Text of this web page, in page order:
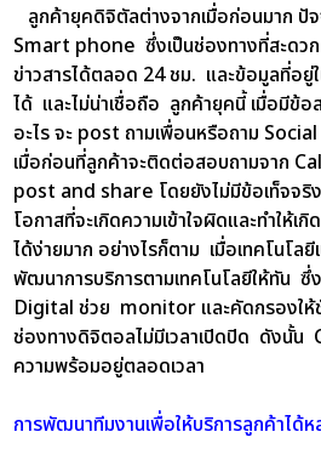
ลูกค้ายุคดิจิตัลต่างจากเมื่อก่อนมาก ปั
Smart phone ซึ่งเป็นช่องทางที่สะดว
ข่าวสารได้ตลอด 24 ชม. และข้อมูลที่อ
ได้ และไม่น่าเชื่อถือ ลูกค้ายุคนี้ เมื่อมีข้
อะไร จะ post ถามเพื่อนหรือถาม
เมื่อก่อนที่ลูกค้าจะติดต่อสอบถามจาก
post and share โดยยังไม่มีข้อเท็จจริ
โอกาสที่จะเกิดความเข้าใจผิดและทำให้
ได้ง่ายมาก อย่างไรก็ตาม เมื่อเทคโนโลยี
พัฒนาการบริการตามเทคโนโลยีให้ทัน ซึ่
Digital ช่วย monitor และคัดกรองให้
ช่องทางดิจิตอลไม่มีเวลาเปิดปิด ดังนั้
ความพร้อมอยู่ตลอดเวลา
การพัฒนาทีมงานเพื่อให้บริการลูกค้าได้